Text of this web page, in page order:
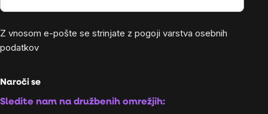
Z vnosom e-pošte se strinjate z pogoji varstva osebnih
podatkov
Naroči se
Sledite nam na družbenih omrežjih: